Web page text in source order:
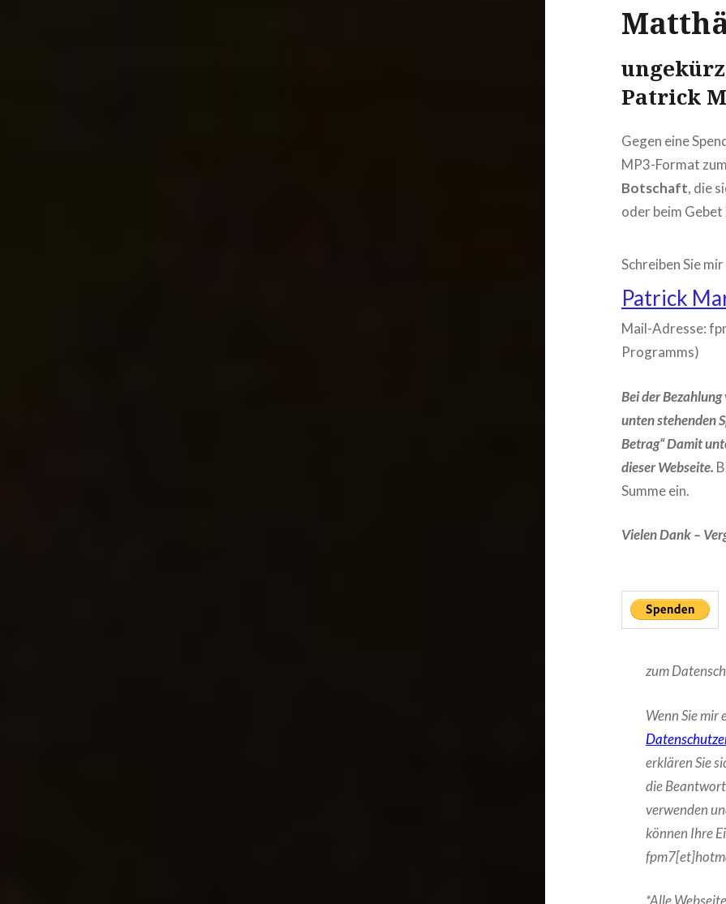
Patrick
Gegen eine
MP3-Format
Botschaft, die
oder beim
Schreiben Sie
Patrick
Mail-Adresse:
Programms)
Bei der
unten stehenden
Betrag“ Damit
dieser Webseite.
Summe ein.
Vielen Dank –
zum
Wenn Sie mir
erklären Sie
die
verwenden
können Ihre